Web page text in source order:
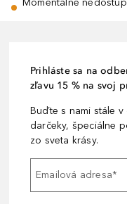
Momentálne
Prihláste sa na
zľavu 15 % na svoj
Buďte s nami stále
darčeky, špeciálne
zo sveta krásy.
Emailová adresa*